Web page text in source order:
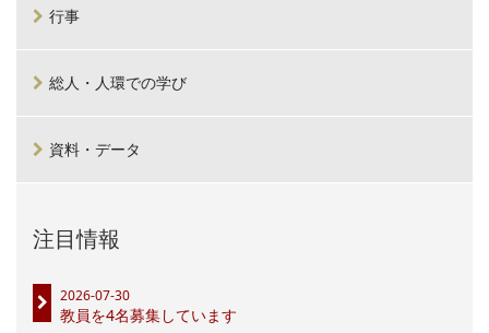
行事
総人・人環での学び
資料・データ
注目情報
2026-07-30
教員を4名募集しています